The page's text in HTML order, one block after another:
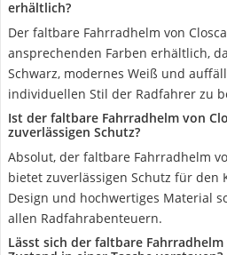
erhältlich?
Der faltbare Fahrradhelm von
ansprechenden Farben erhältlich,
Schwarz, modernes Weiß und
individuellen Stil der Radfahrer zu
Ist der faltbare Fahrradhelm von
zuverlässigen Schutz?
Absolut, der faltbare Fahrradhelm
bietet zuverlässigen Schutz für den
Design und hochwertiges Material
allen Radfahrabenteuern.
Lässt sich der faltbare